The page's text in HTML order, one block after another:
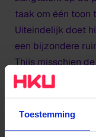
Toestemming
taak om één toon
Uiteindelijk doet
een bijzondere
Thijs misschien